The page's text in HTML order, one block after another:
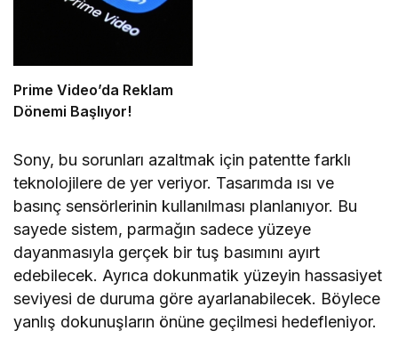
Prime Video’da Reklam
Dönemi Başlıyor!
Sony, bu sorunları azaltmak için patentte farklı
teknolojilere de yer veriyor. Tasarımda ısı ve
basınç sensörlerinin kullanılması planlanıyor. Bu
sayede sistem, parmağın sadece yüzeye
dayanmasıyla gerçek bir tuş basımını ayırt
edebilecek. Ayrıca dokunmatik yüzeyin hassasiyet
seviyesi de duruma göre ayarlanabilecek. Böylece
yanlış dokunuşların önüne geçilmesi hedefleniyor.